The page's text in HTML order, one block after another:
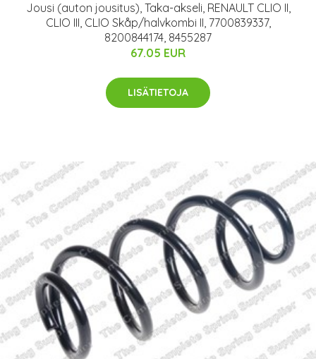
Jousi (auton jousitus), Taka-akseli, RENAULT CLIO II,
CLIO III, CLIO Skåp/halvkombi II, 7700839337,
8200844174, 8455287
67.05 EUR
LISÄTIETOJA